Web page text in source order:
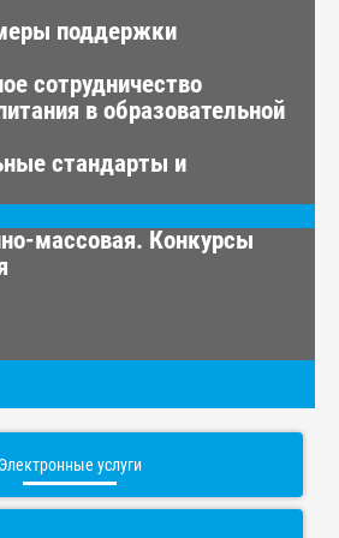
поддержки
сотрудничество
в образовательной
стандарты и
массовая. Конкурсы
Электронные услуги